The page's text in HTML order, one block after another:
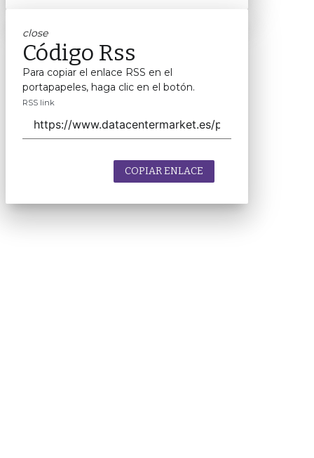
close
Código Rss
Para copiar el enlace RSS en el
portapapeles, haga clic en el botón.
RSS link
COPIAR ENLACE